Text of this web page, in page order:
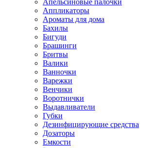
Апельсиновые палочки
Аппликаторы
Ароматы для дома
Бахилы
Бигуди
Брашинги
Бритвы
Валики
Ванночки
Варежки
Венчики
Воротнички
Выдавливатели
Губки
Дезинфицирующие средства
Дозаторы
Емкости